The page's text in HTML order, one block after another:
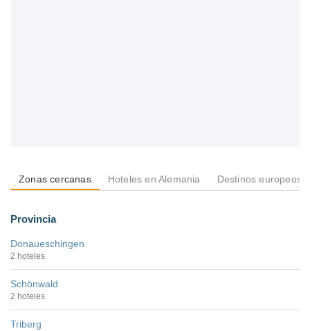
Zonas cercanas Hoteles en Alemania Destinos europeos
Provincia
Donaueschingen
2 hoteles
Schönwald
2 hoteles
Triberg